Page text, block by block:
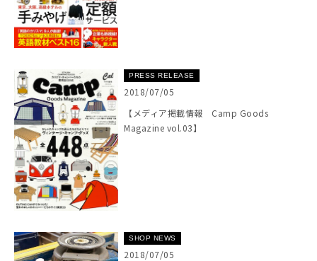
PRESS RELEASE
2018/07/05
【メディア掲載情報 Camp Goods
Magazine vol.03】
SHOP NEWS
2018/07/05